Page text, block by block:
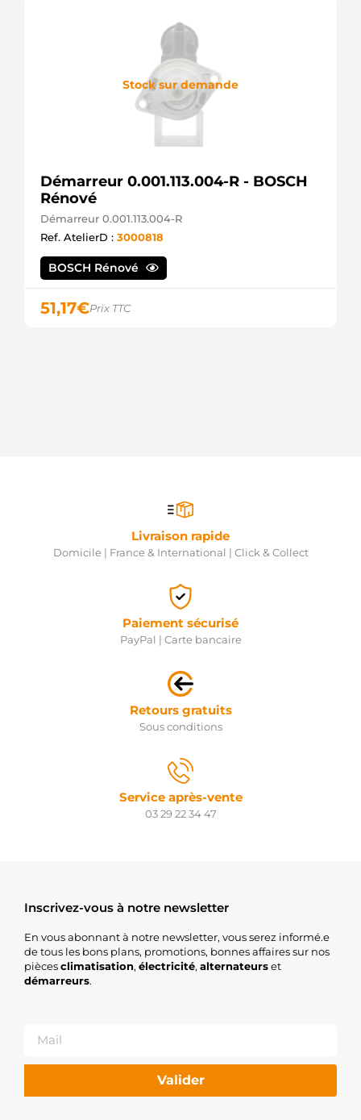
Stock sur demande
Démarreur 0.001.113.004-R - BOSCH
Rénové
Démarreur 0.001.113.004-R
Ref. AtelierD : 3000818
BOSCH Rénové
51,17€Prix TTC
Livraison rapide
Domicile | France & International | Click & Collect
Paiement sécurisé
PayPal | Carte bancaire
Retours gratuits
Sous conditions
Service après-vente
03 29 22 34 47
Inscrivez-vous à notre newsletter
En vous abonnant à notre newsletter, vous serez informé.e
de tous les bons plans, promotions, bonnes affaires sur nos
piècesclimatisation, électricité, alternateurset
démarreurs.
Valider